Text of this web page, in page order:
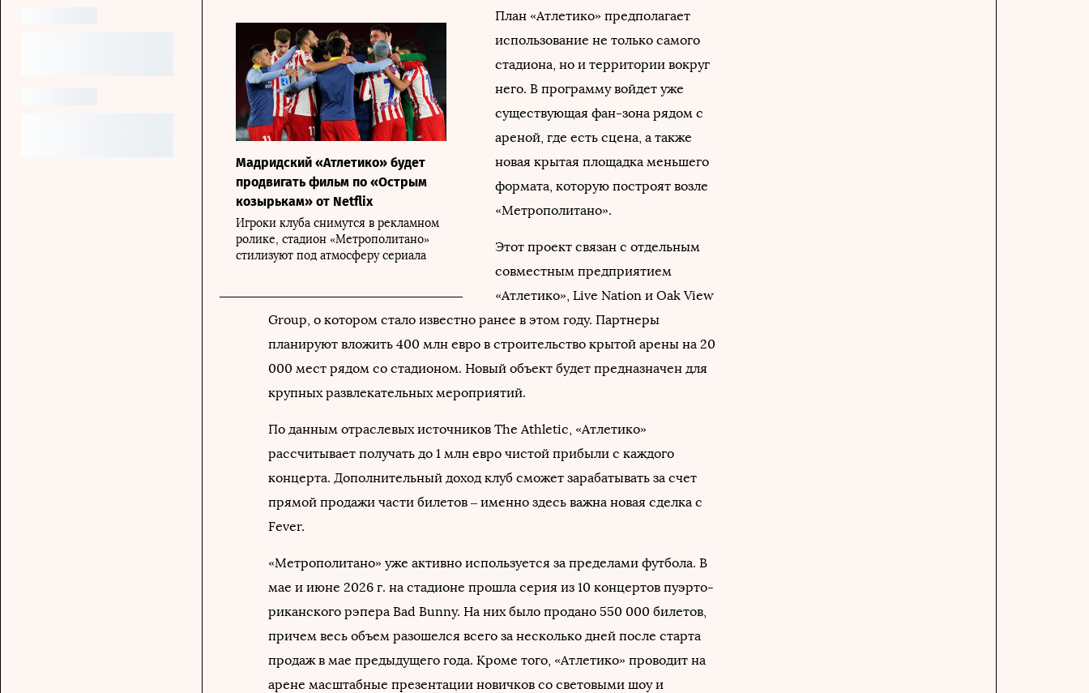
Мадридский «Атлетико» будет
продвигать фильм по «Острым
козырькам» от Netflix
Игроки клуба снимутся в рекламном
ролике, стадион «Метрополитано»
стилизуют под атмосферу сериала
План «Атлетико» предполагает
использование не только самого
стадиона, но и территории вокруг
него. В программу войдет уже
существующая фан-зона рядом с
ареной, где есть сцена, а также
новая крытая площадка меньшего
формата, которую построят возле
«Метрополитано».
Этот проект связан с отдельным
совместным предприятием
«Атлетико», Live Nation и Oak View
Group, о котором стало известно ранее в этом году. Партнеры
планируют вложить 400 млн евро в строительство крытой арены на 20
000 мест рядом со стадионом. Новый объект будет предназначен для
крупных развлекательных мероприятий.
По данным отраслевых источников The Athletic, «Атлетико»
рассчитывает получать до 1 млн евро чистой прибыли с каждого
концерта. Дополнительный доход клуб сможет зарабатывать за счет
прямой продажи части билетов – именно здесь важна новая сделка с
Fever.
«Метрополитано» уже активно используется за пределами футбола. В
мае и июне 2026 г. на стадионе прошла серия из 10 концертов пуэрто-
риканского рэпера Bad Bunny. На них было продано 550 000 билетов,
причем весь объем разошелся всего за несколько дней после старта
продаж в мае предыдущего года. Кроме того, «Атлетико» проводит на
арене масштабные презентации новичков со световыми шоу и